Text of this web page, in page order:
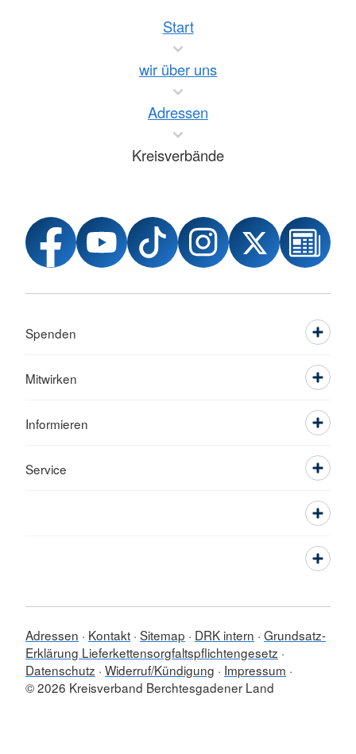
Start
wir über uns
Adressen
Kreisverbände
Spenden
Mitwirken
Informieren
Service
Adressen Kontakt Sitemap DRK intern Grundsatz-
Erklärung Lieferkettensorgfaltspflichtengesetz
Datenschutz Widerruf/Kündigung
Impressum
© 2026 Kreisverband Berchtesgadener Land